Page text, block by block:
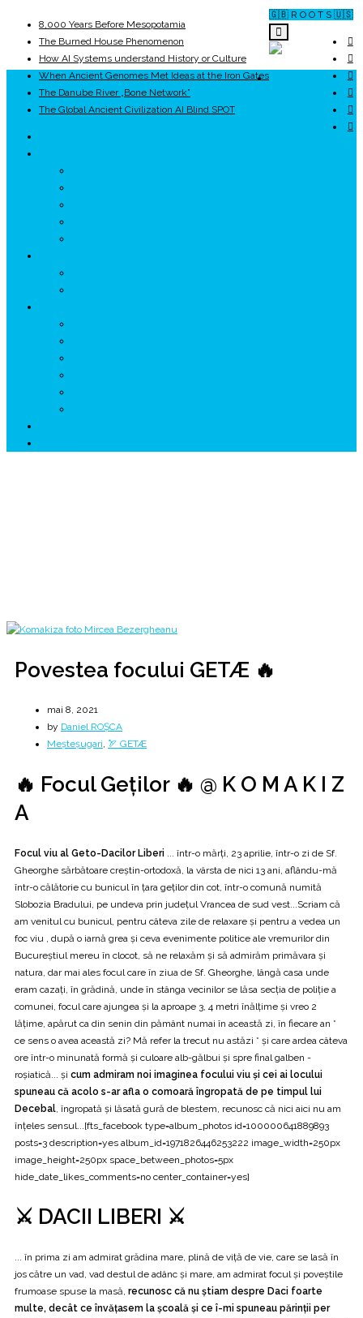
🇬🇧 R O O T S 🇺🇸
8,000 Years Before Mesopotamia
The Burned House Phenomenon
How AI Systems understand History or Culture
When Ancient Genomes Met Ideas at the Iron Gates
The Danube River „Bone Network”
The Global Ancient Civilization AI Blind SPOT
Povestea focului GETÆ 🔥
mai 8, 2021
by Daniel ROȘCA
Meșteșugari, 🏹 GETÆ
🔥 Focul Geților 🔥 @ K O M A K I Z
A
Focul viu al Geto-Dacilor Liberi ... într-o mărți, 23 aprilie, într-o zi de Sf.
Gheorghe sărbătoare creștin-ortodoxă, la vârsta de nici 13 ani, aflându-mă
într-o călătorie cu bunicul în țara geților din cot, într-o comună numită
Slobozia Bradului, pe undeva prin județul Vrancea de sud vest...Scriam că
am venitul cu bunicul, pentru câteva zile de relaxare și pentru a vedea un
foc viu , după o iarnă grea și ceva evenimente politice ale vremurilor din
Bucureștiul mereu în clocot, să ne relaxăm și să admirăm primăvara și
natura, dar mai ales focul care în ziua de Sf. Gheorghe, lângă casa unde
eram cazați, în grădină, unde în stânga vecinilor se lăsa secția de poliție a
comunei, focul care ajungea și la aproape 3, 4 metri înălțime și vreo 2
lățime, apărut ca din senin din pământ numai în această zi, în fiecare an *
ce sens o avea această zi? Mă refer la trecut nu astăzi * și care ardea câteva
ore într-o minunată formă și culoare alb-gălbui și spre final galben -
roșiatică... și cum admiram noi imaginea focului viu și cei ai locului
spuneau că acolo s-ar afla o comoară îngropată de pe timpul lui
Decebal , îngropată și lăsată gură de blestem, recunosc că nici aici nu am
înțeles sensul...[fts_facebook type=album_photos id=100000641889893
posts=3 description=yes album_id=1971826446253222 image_width=250px
image_height=250px space_between_photos=5px
hide_date_likes_comments=no center_container=yes]
⚔️ DACII LIBERI ⚔️
... în prima zi am admirat grădina mare, plină de viță de vie, care se lasă în
jos către un vad, vad destul de adânc și mare, am admirat focul și poveștile
frumoase spuse la masă, recunosc că nu știam despre Daci foarte
multe, decât ce învățasem la școală și ce î-mi spuneau părinții per